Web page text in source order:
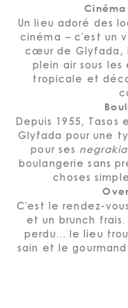
Un lieu adoré des
cinéma – c’est un
cœur de Glyfada,
plein air sous
tropicale et
Depuis 1955, Tasos
Glyfada pour une
pour ses negrakia
boulangerie sans
choses
C’est le rendez-
et un brunch
perdu… le lieu
sain et le